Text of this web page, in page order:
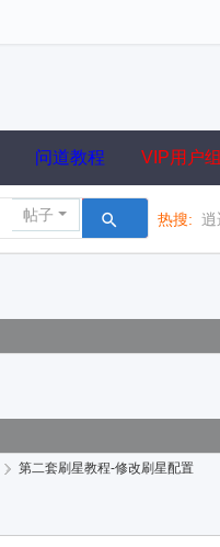
问道教程 VIP用户
帖子 热搜: 逍
› 第二套刷星教程-修改刷星配置